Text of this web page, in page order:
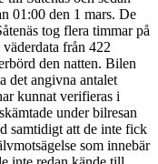
01:00 den 1 mars. De
tog flera timmar på
från 422
den natten. Bilen
det angivna antalet
kunnat verifieras i
under bilresan
samtidigt att de inte fick
som innebär